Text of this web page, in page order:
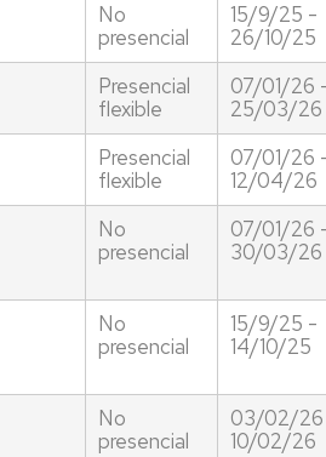
No
presencial
15/9/25 -
26/10/25
Presencial
flexible
07/01/26
25/03/26
Presencial
flexible
07/01/26
12/04/26
No
presencial
07/01/26
30/03/26
No
presencial
15/9/25 -
14/10/25
No
presencial
03/02/
10/02/26